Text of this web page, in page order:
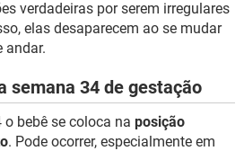
verdadeiras por serem irregulares
elas desaparecem ao se mudar
andar.
semana 34 de gestação
bebê se coloca na posição
. Pode ocorrer, especialmente em